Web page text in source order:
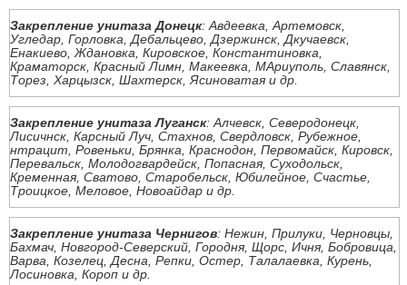
Закрепление унитаза Донецк: Авдеевка, Артемовск,
Угледар, Горловка, Дебальцево, Дзержинск, Дкучаевск,
Енакиево, Ждановка, Кировское, Константиновка,
Краматорск, Красный Лимн, Макеевка, МАриуполь, Славянск,
Торез, Харцызск, Шахтерск, Ясиноватая и др.
Закрепление унитаза Луганск: Алчевск, Северодонецк,
Лисичнск, Карсный Луч, Стахнов, Свердловск, Рубежное,
нтрацит, Ровеньки, Брянка, Краснодон, Первомайск, Кировск,
Перевальск, Молодогвардейск, Попасная, Суходольск,
Кременная, Сватово, Старобельск, Юбилейное, Счастье,
Троицкое, Меловое, Новоайдар и др.
Закрепление унитаза Чернигов: Нежин, Прилуки, Черновцы,
Бахмач, Новгород-Северский, Городня, Щорс, Ичня, Бобровица,
Варва, Козелец, Десна, Репки, Остер, Талалаевка, Курень,
Лосиновка, Короп и др.